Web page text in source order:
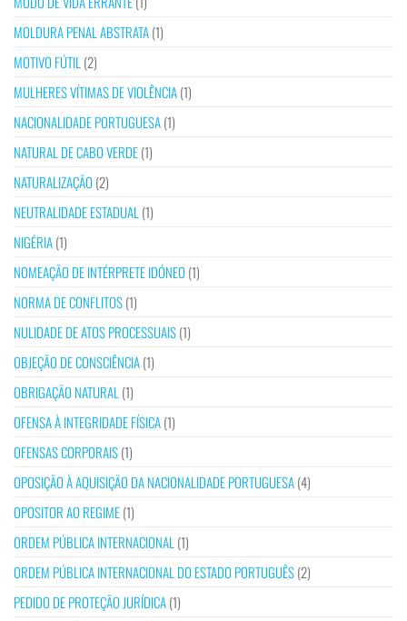
MOLDURA PENAL ABSTRATA(1)
MOTIVO FÚTIL (2)
MULHERES VÍTIMAS DE VIOLÊNCIA(1)
NACIONALIDADE PORTUGUESA(1)
NATURAL DE CABO VERDE(1)
NATURALIZAÇÃO (2)
NEUTRALIDADE ESTADUAL (1)
NIGÉRIA(1)
NOMEAÇÃO DE INTÉRPRETE IDÓNEO (1)
NORMA DE CONFLITOS(1)
NULIDADE DE ATOS PROCESSUAIS(1)
OBJEÇÃO DE CONSCIÊNCIA(1)
OBRIGAÇÃO NATURAL (1)
OFENSA À INTEGRIDADE FÍSICA(1)
OFENSAS CORPORAIS(1)
OPOSIÇÃO À AQUISIÇÃO DA NACIONALIDADE PORTUGUESA(4)
OPOSITOR AO REGIME(1)
ORDEM PÚBLICA INTERNACIONAL (1)
ORDEM PÚBLICA INTERNACIONAL DO ESTADO PORTUGUÊS(2)
PEDIDO DE PROTEÇÃO JURÍDICA(1)